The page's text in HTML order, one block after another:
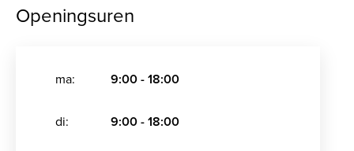
Openingsuren
ma: 9:00 - 18:00
di: 9:00 - 18:00